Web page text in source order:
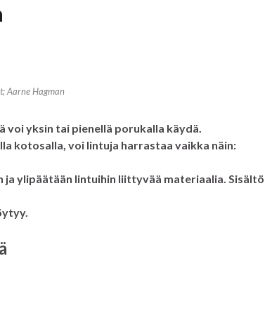
Aarne Hagman
yksin tai pienellä porukalla käydä.
kotosalla, voi lintuja harrastaa vaikka näin:
ylipäätään lintuihin liittyvää materiaalia. Sisältö